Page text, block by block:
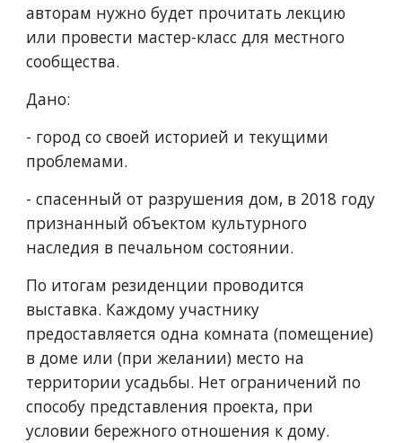
авторам нужно будет прочитать лекцию
или провести мастер-класс для местного
сообщества.
Дано:
- город со своей историей и текущими
проблемами.
- спасенный от разрушения дом, в 2018 году
признанный объектом культурного
наследия в печальном состоянии.
По итогам резиденции проводится
выставка. Каждому участнику
предоставляется одна комната (помещение)
в доме или (при желании) место на
территории усадьбы. Нет ограничений по
способу представления проекта, при
условии бережного отношения к дому.